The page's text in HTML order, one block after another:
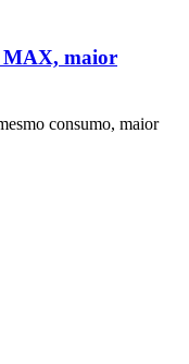
MAX, maior
consumo, maior